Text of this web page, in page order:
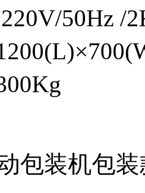
50Hz /
包装机包